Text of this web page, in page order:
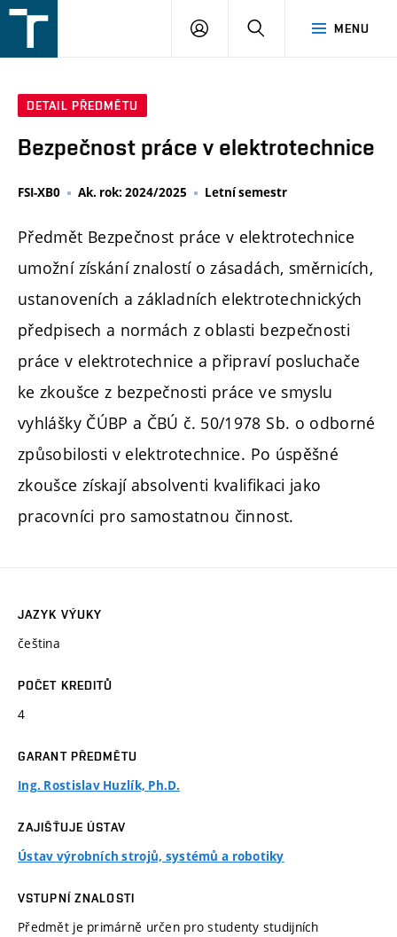
v
MENU
PŘIHLÁŠENÍ
DETAIL PŘEDMĚTU
Bezpečnost práce v elektrotechnice
FSI-XB0 Ak. rok: 2024/2025 Letní semestr
Předmět Bezpečnost práce v elektrotechnice
umožní získání znalostí o zásadách, směrnicích,
ustanoveních a základních elektrotechnických
předpisech a normách z oblasti bezpečnosti
práce v elektrotechnice a připraví posluchače
ke zkoušce z bezpečnosti práce ve smyslu
vyhlášky ČÚBP a ČBÚ č. 50/1978 Sb. o odborné
způsobilosti v elektrotechnice. Po úspěšné
zkoušce získají absolventi kvalifikaci jako
pracovníci pro samostatnou činnost.
JAZYK VÝUKY
čeština
POČET KREDITŮ
4
GARANT PŘEDMĚTU
Ing. Rostislav Huzlík, Ph.D.
ZAJIŠŤUJE ÚSTAV
Ústav výrobních strojů, systémů a robotiky
VSTUPNÍ ZNALOSTI
Předmět je primárně určen pro studenty studijních